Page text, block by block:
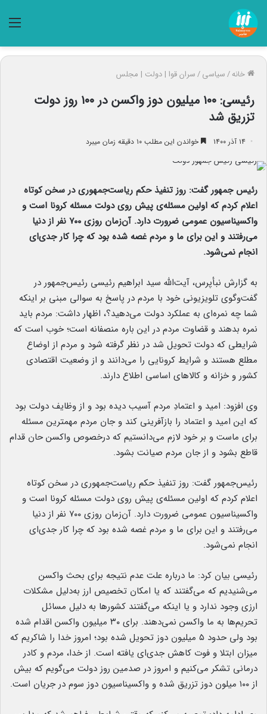
خانه/سیاسی/سران قوا | دولت | مجلس
رئیسی: ۱۰۰ میلیون دوز واکسن در ۱۰۰ روز دولت
تزریق شد
۱۴ آذر ۱۴۰۰ خواندن این مطلب ۱۰ دقیقه زمان میبرد
رئیس جمهور گفت: روز تنفیذ حکم ریاست‌جمهوری در سخن کوتاه
اعلام کردم که اولین مسئله‌ی پیش روی دولت مسئله کرونا است و
واکسیناسیون عمومی ضرورت دارد. آن‌زمان روزی ۷۰۰ نفر از دنیا
می‌رفتند و این برای ما و مردم غصه شده بود که چرا کار جدی‌ای
انجام نمی‌شود.
به گزارش نبأپرس، آیت‌الله سید ابراهیم رئیسی رئیس‌جمهور در
گفت‌وگوی تلویزیونی خود با مردم در پاسخ به سوالی مبنی بر اینکه
شما چه نمره‌ای به عملکرد دولت می‌دهید؟، اظهار داشت: مردم باید
نمره بدهند و قضاوت مردم در این باره منصفانه است؛ خوب است که
شرایطی که دولت تحویل شد در نظر گرفته شود و مردم از اوضاع
مطلع هستند و شرایط کرونایی را می‌دانند و از وضعیت اقتصادی
کشور و خزانه و کالاهای اساسی اطلاع دارند.
وی افزود: امید و اعتمادِ مردم آسیب دیده بود و از وظایف دولت بود
که این امید و اعتماد را بازآفرینی کند و جان مردم مهمترین مسئله
برای ماست و بر خود لازم می‌دانستیم که درخصوص واکسن حان قدام
قاطع بشود و از جان مردم صیانت بشود.
رئیس‌جمهور گفت: روز تنفیذ حکم ریاست‌جمهوری در سخن کوتاه
اعلام کردم که اولین مسئله‌ی پیش روی دولت مسئله کرونا است و
واکسیناسیون عمومی ضرورت دارد. آن‌زمان روزی ۷۰۰ نفر از دنیا
می‌رفتند و این برای ما و مردم غصه شده بود که چرا کار جدی‌ای
انجام نمی‌شود.
رئیسی بیان کرد: ما درباره علت عدم نتیجه برای بحث واکسن
می‌شنیدیم که می‌گفتند که یا امکان تخصیص ارز به‌دلیل مشکلات
ارزی وجود ندارد و یا اینکه می‌گفتند کشورها به دلیل مسائل
تحریم‌ها به ما واکسن نمی‌دهند. برای ۳۰ میلیون واکسن اقدام شده
بود ولی حدود ۵ میلیون دوز تحویل شده بود؛ امروز خدا را شاکریم که
میزان ابتلا و فوت کاهش جدی‌ای یافته است. از خدا، مردم و کادر
درمانی تشکر می‌کنیم و امروز در صدمین روز دولت می‌گویم که بیش
از ۱۰۰ میلون دوز تزریق شده و واکسیناسیون دوز سوم در جریان است.